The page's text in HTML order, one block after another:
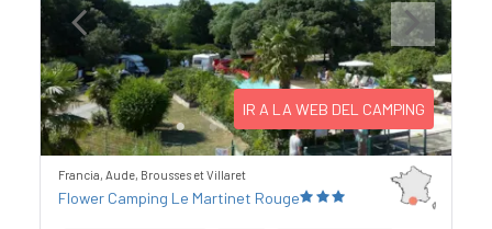
Previous Next
IR A LA WEB DEL CAMPING
Francia, Aude, Brousses et Villaret
Flower Camping Le Martinet Rouge